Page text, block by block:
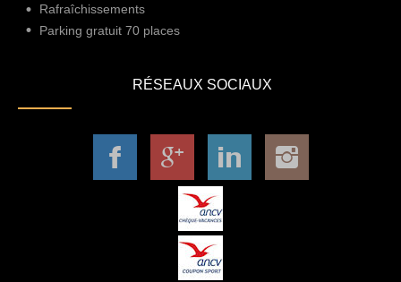
Rafraîchissements
Parking gratuit 70 places
RÉSEAUX SOCIAUX